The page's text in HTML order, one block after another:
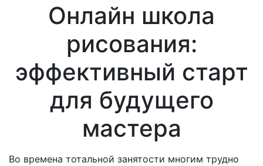
Онлайн школа
рисования:
эффективный старт
для будущего
мастера
Во времена тотальной занятости многим трудно